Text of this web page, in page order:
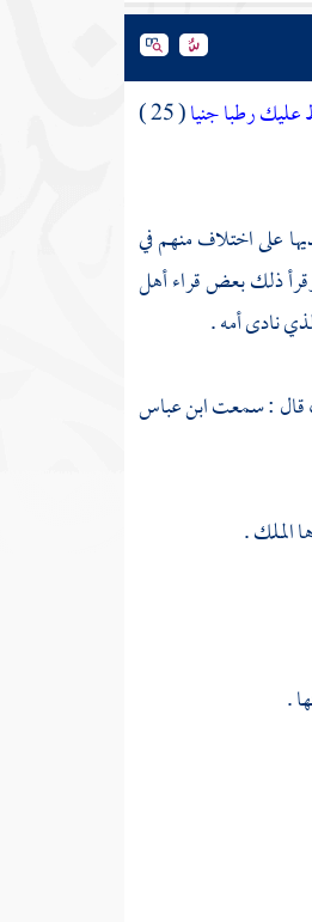
رطبا جنيا
( 25 )
على اختلاف منهم في
وقرأ ذلك بعض قراء أهل
نادى أمه .
قال : سمعتابن عباس
الملك .
.